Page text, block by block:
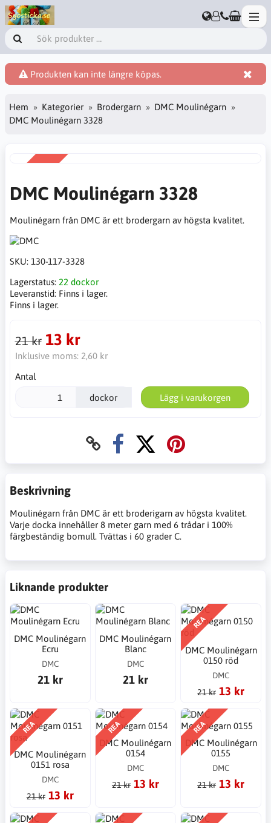
Produkten kan inte längre köpas.
Hem Kategorier Brodergarn
DMC Moulinégarn
DMC Moulinégarn 3328
DMC Moulinégarn 3328
Moulinégarn från DMC är ett brodergarn av högsta kvalitet.
SKU: 130-117-3328
Lagerstatus: 22 dockor
Leveranstid: Finns i lager.
Finns i lager.
21 kr 13 kr
Inklusive moms: 2,60 kr
Antal
dockor Lägg i varukorgen
Beskrivning
Moulinégarn från DMC är ett broderigarn av högsta kvalitet.
Varje docka innehåller 8 meter garn med 6 trådar i 100%
färgbeständig bomull. Tvättas i 60 grader C.
Liknande produkter
DMC Moulinégarn
Ecru
DMC
21 kr
DMC Moulinégarn
Blanc
DMC
21 kr
REA
DMC Moulinégarn
0150 röd
DMC
21 kr 13 kr
REA
DMC Moulinégarn
0151 rosa
DMC
21 kr 13 kr
REA
DMC Moulinégarn
0154
DMC
21 kr 13 kr
REA
DMC Moulinégarn
0155
DMC
21 kr 13 kr